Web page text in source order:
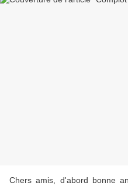
Chers amis, d'abord bonne